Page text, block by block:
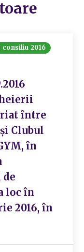
2016
între
Clubul
în
loc în
2016, în